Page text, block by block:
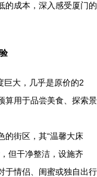
的成本，深入感受厦门的
巨大，几乎是原价的2
算用于品尝美食、探索景
的街区，其“温馨大床
但干净整洁，设施齐
于情侣、闺蜜或独自出行